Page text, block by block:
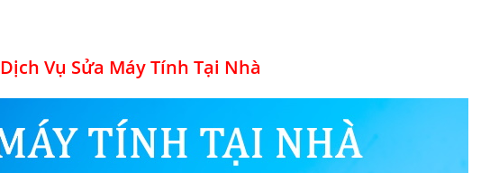
Dịch Vụ Sửa Máy Tính Tại Nhà